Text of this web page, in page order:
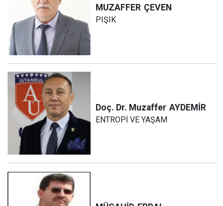
MUZAFFER ÇEVEN
PIŞIK
Doç. Dr. Muzaffer AYDEMİR
ENTROPİ VE YAŞAM